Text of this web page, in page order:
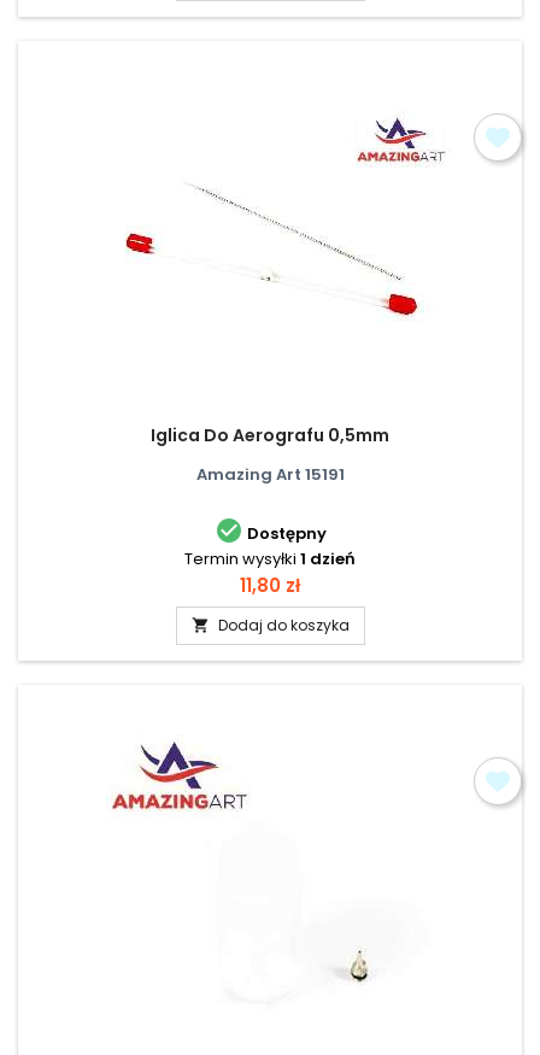
Iglica Do Aerografu 0,5mm
Amazing Art 15191
 Dostępny
Termin wysyłki 1 dzień
Cena
11,80 zł
 Dodaj do koszyka